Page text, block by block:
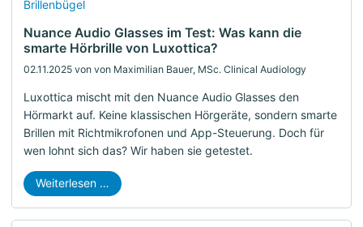
02.11.2025 von von Maximilian Bauer, MSc. Clinical Audiology
Nuance Audio Glasses im Test: Was kann die
smarte Hörbrille von Luxottica?
Luxottica mischt mit den Nuance Audio Glasses den
Hörmarkt auf. Keine klassischen Hörgeräte, sondern smarte
Brillen mit Richtmikrofonen und App-Steuerung. Doch für
wen lohnt sich das? Wir haben sie getestet.
Weiterlesen …